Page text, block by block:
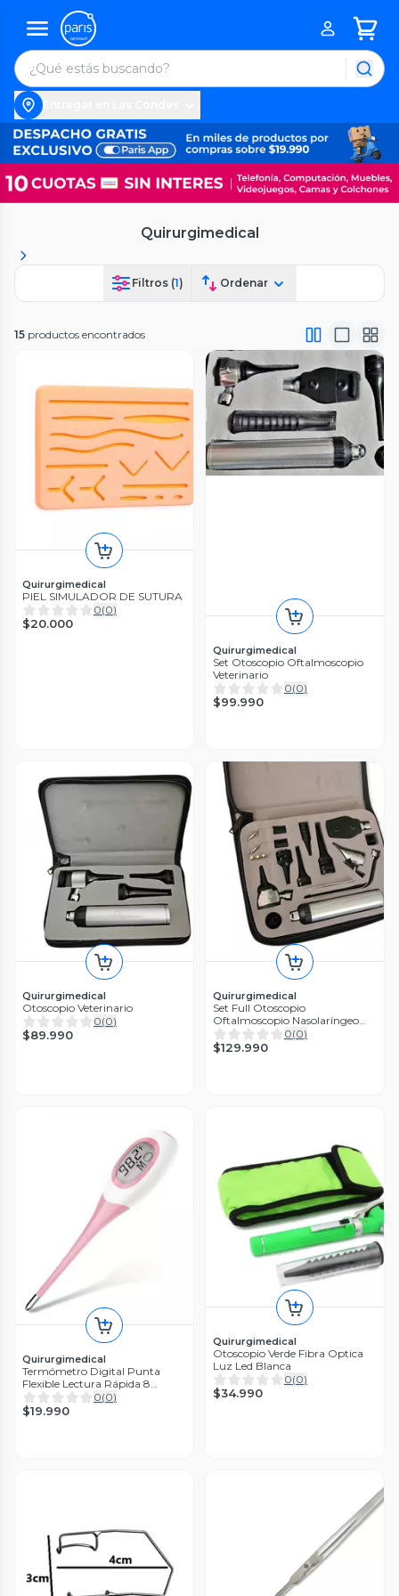
Quirurgimedical
Filtros (1) Ordenar
15 productos encontrados
Quirurgimedical
PIEL SIMULADOR DE SUTURA
0(0)
$20.000
Quirurgimedical
Set Otoscopio Oftalmoscopio
Veterinario
0(0)
$99.990
Quirurgimedical
Otoscopio Veterinario
0(0)
$89.990
Quirurgimedical
Set Full Otoscopio
Oftalmoscopio Nasolaríngeo
Uso Veterinario Y Humano
0(0)
$129.990
Quirurgimedical
Termómetro Digital Punta
Flexible Lectura Rápida 8
Segundos Color Rosa
0(0)
$19.990
Quirurgimedical
Otoscopio Verde Fibra Optica
Luz Led Blanca
0(0)
$34.990